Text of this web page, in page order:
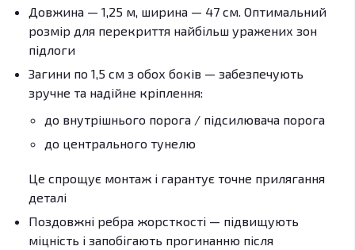
Довжина — 1,25 м, ширина — 47 см. Оптимальний
розмір для перекриття найбільш уражених зон
підлоги
Загини по 1,5 см з обох боків — забезпечують
зручне та надійне кріплення:
до внутрішнього порога / підсилювача порога
до центрального тунелю
Це спрощує монтаж і гарантує точне прилягання
деталі
Поздовжні ребра жорсткості — підвищують
міцність і запобігають прогинанню після